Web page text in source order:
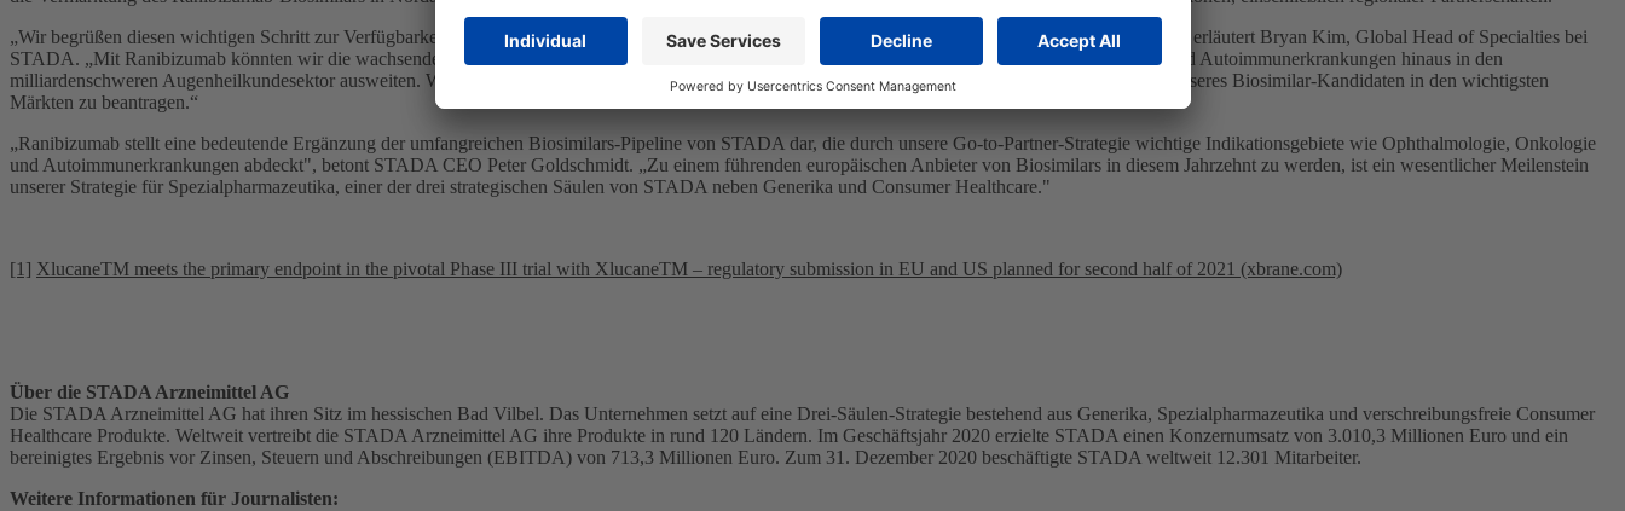
„Wir begrüßen diesen wichtigen Schritt zur Verfügbarkeit einer hochwertigen und kostengünstigen Behandlungsoption für Augenärzte und ihre Patienten“, erläutert Bryan Kim, Global Head of Specialties bei
STADA. „Mit Ranibizumab könnten wir die wachsende Biosimilars-Präsenz von STADA über die Indikationen Onkologie, Nephrologie, Osteoporose und Autoimmunerkrankungen hinaus in den
milliardenschweren Augenheilkundesektor ausweiten. Wir werden weiterhin intensiv mit unserem Partner Xbrane zusammenarbeiten, um die Zulassung unseres Biosimilar-Kandidaten in den wichtigsten
Märkten zu beantragen.“
„Ranibizumab stellt eine bedeutende Ergänzung der umfangreichen Biosimilars-Pipeline von STADA dar, die durch unsere Go-to-Partner-Strategie wichtige Indikationsgebiete wie Ophthalmologie, Onkologie
und Autoimmunerkrankungen abdeckt", betont STADA CEO Peter Goldschmidt. „Zu einem führenden europäischen Anbieter von Biosimilars in diesem Jahrzehnt zu werden, ist ein wesentlicher Meilenstein
unserer Strategie für Spezialpharmazeutika, einer der drei strategischen Säulen von STADA neben Generika und Consumer Healthcare."
[1] XlucaneTM meets the primary endpoint in the pivotal Phase III trial with XlucaneTM – regulatory submission in EU and US planned for second half of 2021 (xbrane.com)
Über die STADA Arzneimittel AG
Die STADA Arzneimittel AG hat ihren Sitz im hessischen Bad Vilbel. Das Unternehmen setzt auf eine Drei-Säulen-Strategie bestehend aus Generika, Spezialpharmazeutika und verschreibungsfreie Consumer
Healthcare Produkte. Weltweit vertreibt die STADA Arzneimittel AG ihre Produkte in rund 120 Ländern. Im Geschäftsjahr 2020 erzielte STADA einen Konzernumsatz von 3.010,3 Millionen Euro und ein
bereinigtes Ergebnis vor Zinsen, Steuern und Abschreibungen (EBITDA) von 713,3 Millionen Euro. Zum 31. Dezember 2020 beschäftigte STADA weltweit 12.301 Mitarbeiter.
Weitere Informationen für Journalisten: